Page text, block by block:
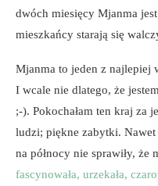
dwóch miesięcy Mjanma
mieszkańcy starają się
Mjanma to jeden z najlepiej
I wcale nie dlatego, że
;-). Pokochałam ten kraj za
ludzi; piękne zabytki. Nawet
na północy nie sprawiły, że
fascynowała, urzekała,